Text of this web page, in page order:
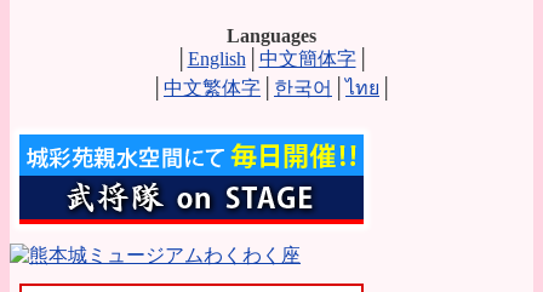
Languages
English 中文簡体字│
中文繁体字 한국어 │ไทย